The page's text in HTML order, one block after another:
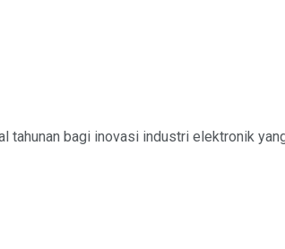
tahunan bagi inovasi industri elektronik